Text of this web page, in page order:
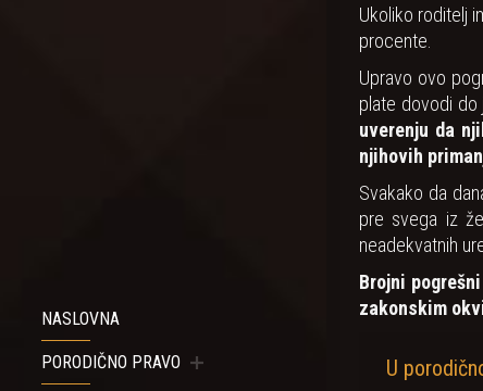
NASLOVNA
PORODIČNO PRAVO
Ukoliko roditelj
procente.
Upravo ovo
plate dovodi do
uverenju da
njihovih
Svakako da
pre svega iz
neadekvatnih
Brojni
zakonskim
U